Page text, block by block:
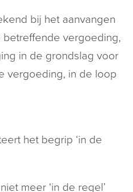
bij het aanvangen
vergoeding,
in de grondslag voor
vergoeding, in de loop
het begrip ‘in de
meer ‘in de regel’